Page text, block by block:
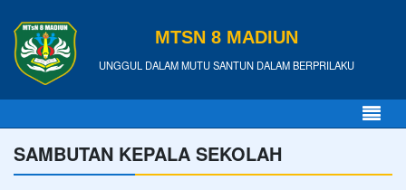
MTSN 8 MADIUN
UNGGUL DALAM MUTU SANTUN DALAM BERPRILAKU
SAMBUTAN KEPALA SEKOLAH